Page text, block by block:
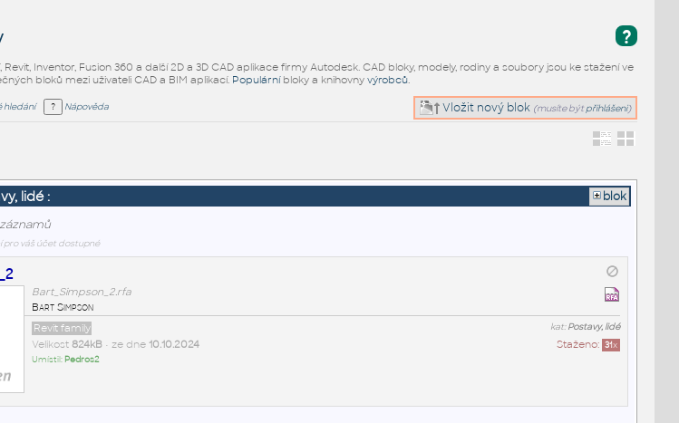
?
Revit, Inventor, Fusion 360 a další 2D a 3D CAD aplikace firmy Autodesk. CAD bloky, modely, rodiny a soubory jsou ke stažení ve
bloků mezi uživateli CAD a BIM aplikací. Populárníbloky a knihovny výrobců.
Vložit nový blok (musíte být přihlášeni)
hledání Nápověda
lidé :
blok
pro váš účet dostupné
Bart_Simpson_2.rfa
Bart Simpson
kat:Postavy, lidé
Revit family
Staženo: 31x
Velikost 824kB• ze dne 10.10.2024
Umístil: Pedros2